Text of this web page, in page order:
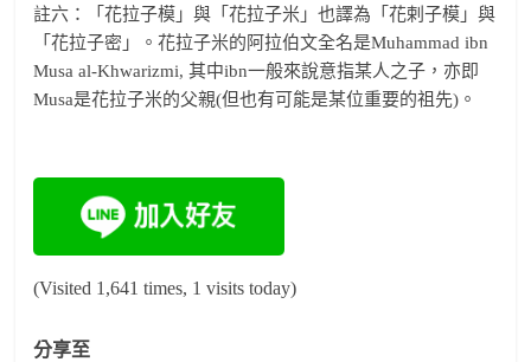
註六：「花拉子模」與「花拉子米」也譯為「花剌子模」與
「花拉子密」。花拉子米的阿拉伯文全名是Muhammad ibn
Musa al-Khwarizmi, 其中ibn一般來說意指某人之子，亦即
Musa是花拉子米的父親(但也有可能是某位重要的祖先)。
(Visited 1,641 times, 1 visits today)
分享至